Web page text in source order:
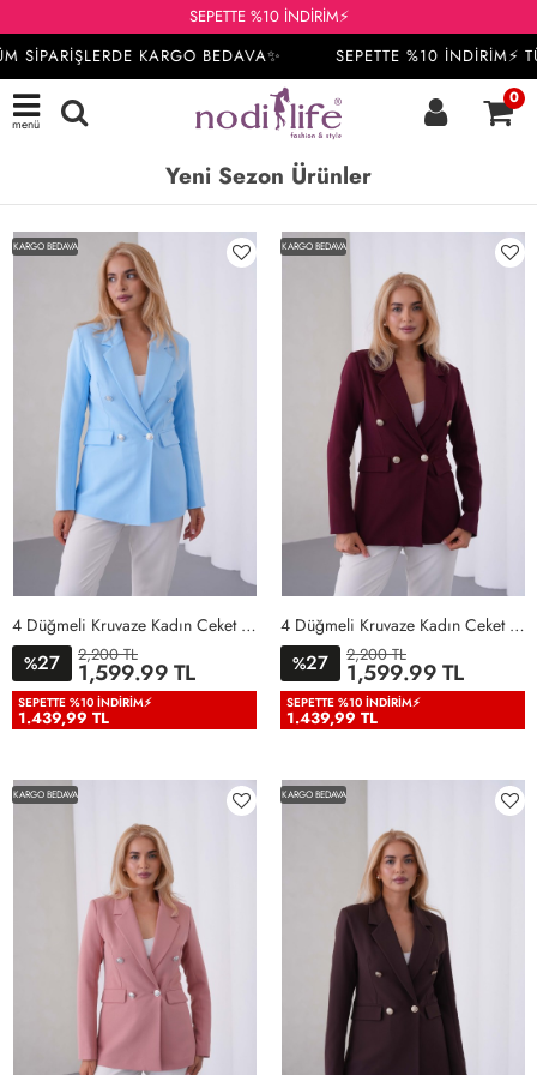
SEPETTE %10 İNDİRİM⚡
KARGO BEDAVA✨
SEPETTE %10 İNDİRİM⚡
menü
0
Yeni Sezon Ürünler
KARGO BEDAVA
36 38 40 42 44
48
50
4 Düğmeli Kruvaze Kadın Ceket Bebe Mavisi Bebe Mavisi
%27 2,200 TL
1,599.99 TL
SEPETTE %10 İNDIRIM⚡
1.439,99 TL
KARGO BEDAVA
36 38 40 42 44
48
50
4 Düğmeli Kruvaze Kadın Ceket Bordo Bordo
%27 2,200 TL
1,599.99 TL
SEPETTE %10 İNDIRIM⚡
1.439,99 TL
KARGO BEDAVA KARGO BEDAVA